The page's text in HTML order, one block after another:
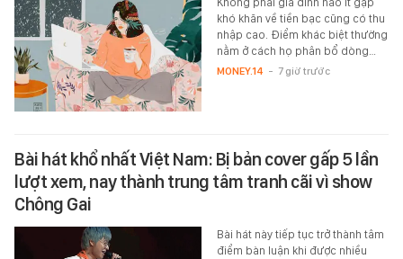
khó khăn về tiền bạc cũng có thu
nhập cao. Điểm khác biệt thường
nằm ở cách họ phân bổ dòng…
MONEY.14 - 7 giờ trước
Bài hát khổ nhất Việt Nam: Bị bản cover gấp 5 lần
lượt xem, nay thành trung tâm tranh cãi vì show
Chông Gai
Bài hát này tiếp tục trở thành tâm
điểm bàn luận khi được nhiều